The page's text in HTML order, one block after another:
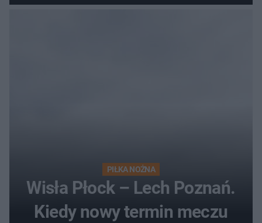
PIŁKA NOŻNA
Wisła Płock – Lech Poznań.
Kiedy nowy termin meczu